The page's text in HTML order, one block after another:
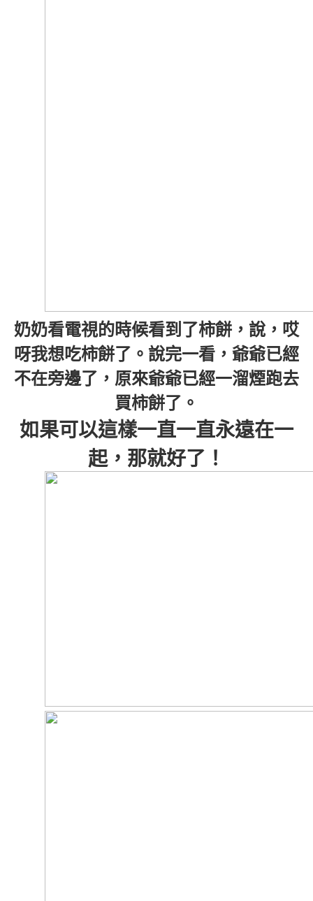
奶奶看電視的時候看到了柿餅，說，哎
呀我想吃柿餅了。說完一看，爺爺已經
不在旁邊了，原來爺爺已經一溜煙跑去
買柿餅了。
如果可以這樣一直一直永遠在一
起，那就好了！